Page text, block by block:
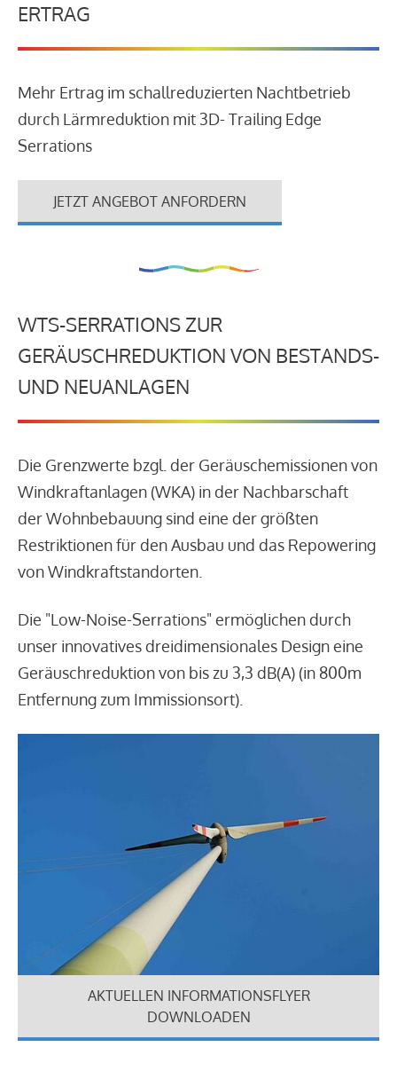
ERTRAG
Mehr Ertrag im schallreduzierten Nachtbetrieb
durch Lärmreduktion mit 3D- Trailing Edge
Serrations
JETZT ANGEBOT ANFORDERN
WTS-SERRATIONS ZUR
GERÄUSCHREDUKTION VON BESTANDS-
UND NEUANLAGEN
Die Grenzwerte bzgl. der Geräuschemissionen von
Windkraftanlagen (WKA) in der Nachbarschaft
der Wohnbebauung sind eine der größten
Restriktionen für den Ausbau und das Repowering
von Windkraftstandorten.
Die "Low-Noise-Serrations" ermöglichen durch
unser innovatives dreidimensionales Design eine
Geräuschreduktion von bis zu 3,3 dB(A) (in 800m
Entfernung zum Immissionsort).
AKTUELLEN INFORMATIONSFLYER
DOWNLOADEN